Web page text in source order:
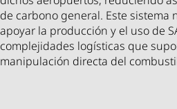
de carbono general. Este sistema
apoyar la producción y el uso de
complejidades logísticas que
manipulación directa del